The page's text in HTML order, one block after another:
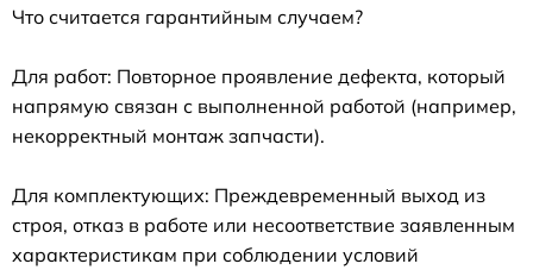
Что считается гарантийным случаем?
Для работ: Повторное проявление дефекта, который
напрямую связан с выполненной работой (например,
некорректный монтаж запчасти).
Для комплектующих: Преждевременный выход из
строя, отказ в работе или несоответствие заявленным
характеристикам при соблюдении условий